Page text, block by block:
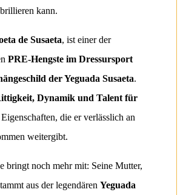
kann.
de Susaeta, ist einer der
PRE-Hengste im Dressursport
der Yeguada Susaeta.
Dynamik und Talent für
die er verlässlich an
weitergibt.
bringt noch mehr mit: Seine Mutter,
aus der legendären Yeguada